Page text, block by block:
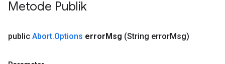
Metode Publik
public Abort.Options errorMsg (String errorMsg)